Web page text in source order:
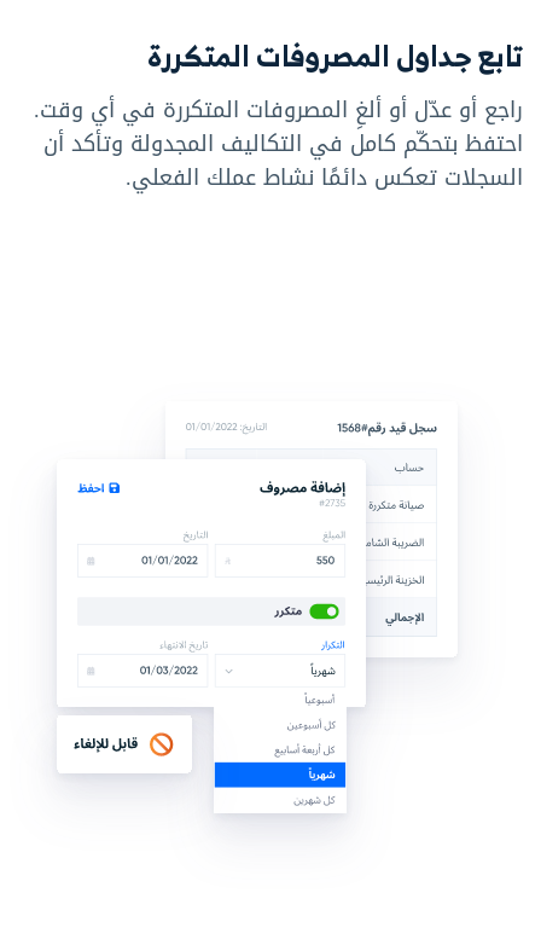
تابع جداول المصروفات المتكررة
راجع أو عدّل أو ألغِ المصروفات المتكررة في أي وقت.
احتفظ بتحكّم كامل في التكاليف المجدولة وتأكد أن
السجلات تعكس دائمًا نشاط عملك الفعلي.